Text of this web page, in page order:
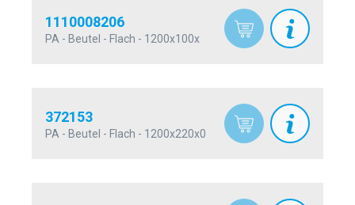
1110008206
PA - Beutel - Flach - 1200x100x
372153
PA - Beutel - Flach - 1200x220x0